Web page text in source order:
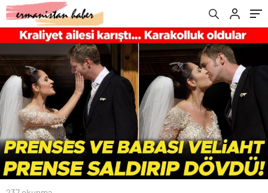
Ayrılmaya çalıştığım karım ve babası bana
saldırdı!